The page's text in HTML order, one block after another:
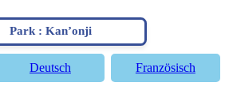
Park : Kan’onji
Deutsch Französisch